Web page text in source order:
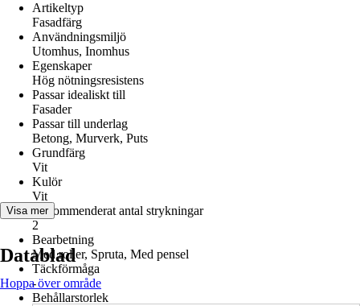
Artikeltyp
Fasadfärg
Användningsmiljö
Utomhus, Inomhus
Egenskaper
Hög nötningsresistens
Passar idealiskt till
Fasader
Passar till underlag
Betong, Murverk, Puts
Grundfärg
Vit
Kulör
Vit
Rekommenderat antal strykningar
2
Bearbetning
Med roller, Spruta, Med pensel
Täckförmåga
-
Behållarstorlek
Visa mer
Datablad
Hoppa över område